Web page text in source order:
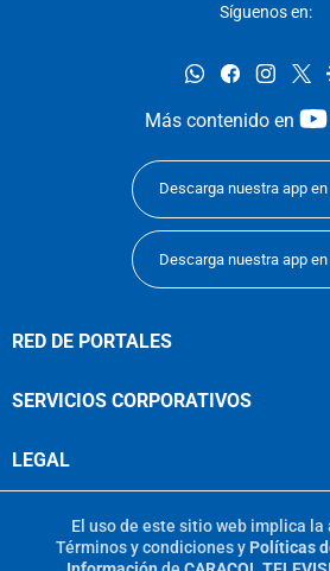
Síguenos en:
whatsappfacebook
Más contenido en
Descarga nuestra app en
Descarga nuestra app en
RED DE PORTALES
SERVICIOS CORPORATIVOS
LEGAL
El uso de este sitio web implica
Términos y condicionesy Políticas